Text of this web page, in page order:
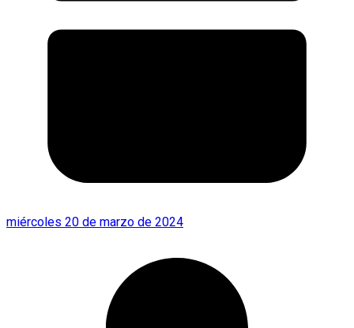
miércoles 20 de marzo de 2024